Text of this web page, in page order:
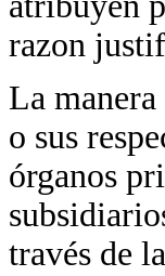
razon
La
o sus
órganos
través de